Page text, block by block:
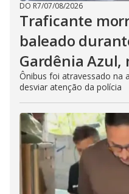
DO R7/07/08/2026
Traficante
baleado
Gardênia Azul,
Ônibus foi atravessado na
desviar atenção da polícia